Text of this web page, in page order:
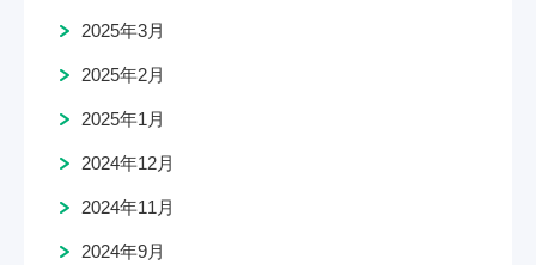
2025年3月
2025年2月
2025年1月
2024年12月
2024年11月
2024年9月